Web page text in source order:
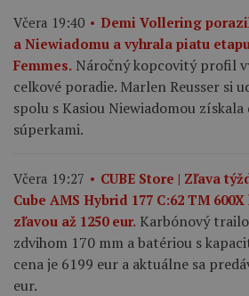
Včera 19:40
Demi Vollering
a Niewiadomu a vyhrala piatu
Femmes. Náročný kopcovitý profil
celkové poradie. Marlen Reusser si
spolu s Kasiou Niewiadomou
súperkami.
Včera 19:27
CUBE Store | Zľava
Cube AMS Hybrid 177 C:62 TM
zľavou až 1250 eur. Karbónový
zdvihom 170 mm a batériou s
cena je 6199 eur a aktuálne sa
eur.